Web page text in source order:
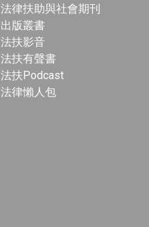
法律扶助與社會期刊
出版叢書
法扶影音
法扶有聲書
法扶Podcast
法律懶人包